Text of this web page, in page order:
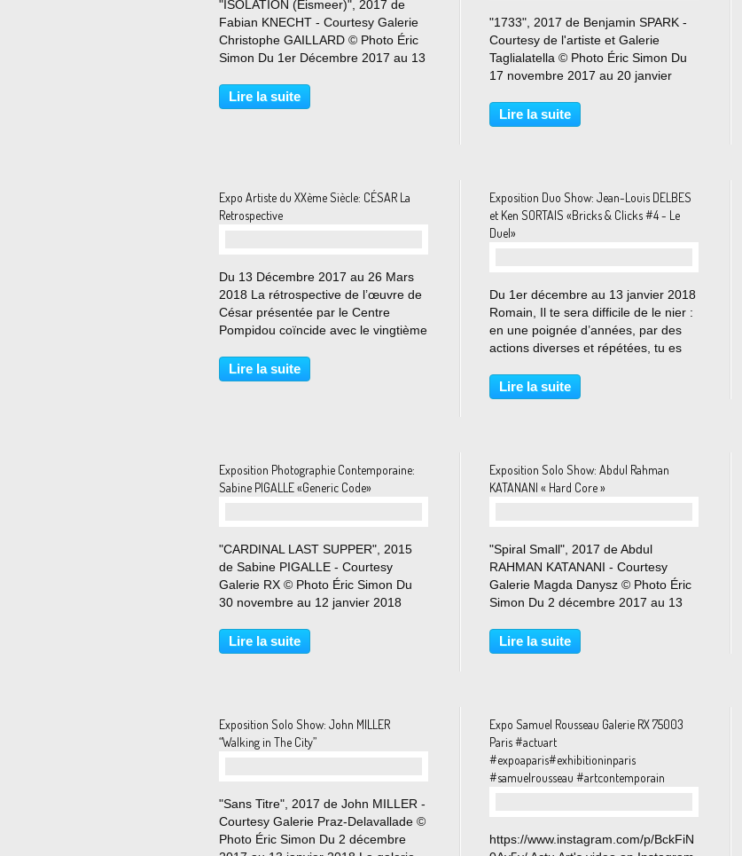
"ISOLATION (Eismeer)", 2017 de
Fabian KNECHT - Courtesy Galerie
Christophe GAILLARD © Photo Éric
Simon Du 1er Décembre 2017 au 13
des gestes. Entre l’activité tendue
vers la finalité à atteindre et
Lire la suite
"1733", 2017 de Benjamin SPARK -
Courtesy de l'artiste et Galerie
Taglialatella © Photo Éric Simon Du
17 novembre 2017 au 20 janvier
la démarche de Benjamin Spark c’est
sa capacité à toujours nous
Lire la suite
Expo Artiste du XXème Siècle: CÉSAR La
Retrospective
Du 13 Décembre 2017 au 26 Mars
2018 La rétrospective de l’œuvre de
César présentée par le Centre
Pompidou coïncide avec le vingtième
Illustre dès l’âge de 25 ans, César a
vécu plus de cinquante années de
Lire la suite
Exposition Duo Show: Jean-Louis DELBES
et Ken SORTAIS «Bricks & Clicks #4 - Le
Duel»
Du 1er décembre au 13 janvier 2018
Romain, Il te sera difficile de le nier :
en une poignée d’années, par des
actions diverses et répétées, tu es
ce que l’on nomme «Jeune
Création». Dès lors, je ne peux me
Lire la suite
Exposition Photographie Contemporaine:
Sabine PIGALLE «Generic Code»
"CARDINAL LAST SUPPER", 2015
de Sabine PIGALLE - Courtesy
Galerie RX © Photo Éric Simon Du
30 novembre au 12 janvier 2018
s’inscrit dans le courant de la Post-
photographie regroupant une
Lire la suite
Exposition Solo Show: Abdul Rahman
KATANANI « Hard Core »
"Spiral Small", 2017 de Abdul
RAHMAN KATANANI - Courtesy
Galerie Magda Danysz © Photo Éric
Simon Du 2 décembre 2017 au 13
présente Hard Core, première
exposition monographique d'Abdul
Lire la suite
Exposition Solo Show: John MILLER
“Walking in The City”
"Sans Titre", 2017 de John MILLER -
Courtesy Galerie Praz-Delavallade ©
Photo Éric Simon Du 2 décembre
Expo Samuel Rousseau Galerie RX 75003
Paris #actuart
#expoaparis#exhibitioninparis
#samuelrousseau #artcontemporain
https://www.instagram.com/p/BckFiN